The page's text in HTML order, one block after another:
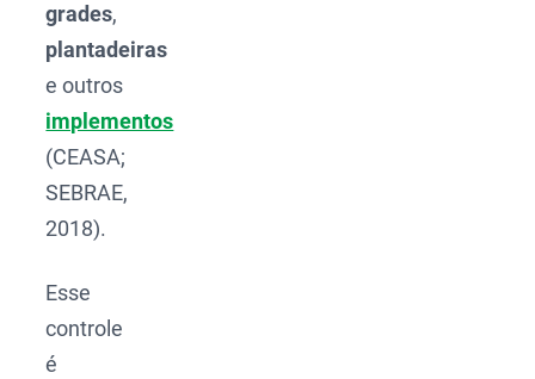
grades,
plantadeiras
e outros
implementos
(CEASA;
SEBRAE,
2018).
Esse
controle
é